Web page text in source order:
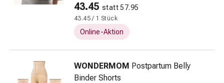
Herznerven-
Störung
Gedächtnis-
Allergien
43.45 statt 57.95
43.45 / 1 Stück
Online-Aktion
WONDERMOM Postpartum Belly
Binder Shorts